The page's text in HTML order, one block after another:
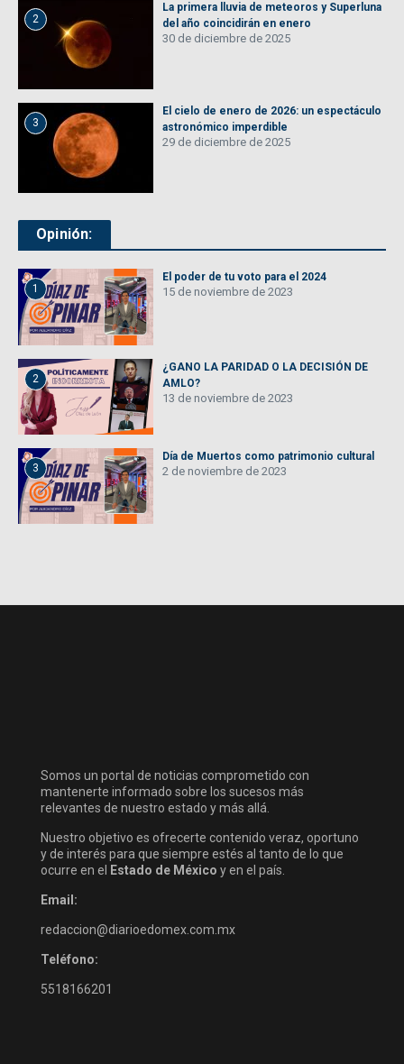
2
La primera lluvia de meteoros y Superluna
del año coincidirán en enero
30 de diciembre de 2025
3
El cielo de enero de 2026: un espectáculo
astronómico imperdible
29 de diciembre de 2025
Opinión:
1
El poder de tu voto para el 2024
15 de noviembre de 2023
2
¿GANO LA PARIDAD O LA DECISIÓN DE
AMLO?
13 de noviembre de 2023
3
Día de Muertos como patrimonio cultural
2 de noviembre de 2023
Somos un portal de noticias comprometido con
mantenerte informado sobre los sucesos más
relevantes de nuestro estado y más allá.
Nuestro objetivo es ofrecerte contenido veraz, oportuno
y de interés para que siempre estés al tanto de lo que
ocurre en el
Estado de México y en el país.
Email:
redaccion@diarioedomex.com.mx
Teléfono:
5518166201